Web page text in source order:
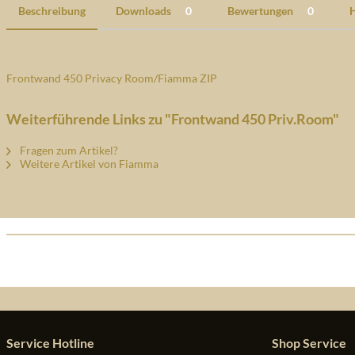
Beschreibung Downloads 0 Bewertungen 0
Frontwand 450 Privacy Room/Fiamma ZIP
Weiterführende Links zu "Frontwand 450 Priv.Room"
Fragen zum Artikel?
Weitere Artikel von Fiamma
Service Hotline Shop Service